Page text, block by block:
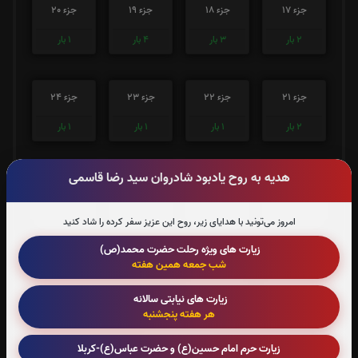
هدیه به روح یادبود شادروان سید رضا قاسمی
امروز می‌تونید با هدایای زیر، روح این عزیز سفر کرده را شاد کنید
زیارت های ویژه رحلت حضرت محمد(ص)
شب جمعه همین هفته
زیارت های نیابتی سالانه
هر هفته پنجشنبه
زیارت حرم امام حسین(ع) و حضرت عباس(ع)-کربلا
جزء 17
2 بار
جزء 18
3 بار
جزء 19
4 بار
جزء 20
1 بار
جزء 21
2 بار
جزء 22
1 بار
جزء 23
1 بار
جزء 24
1 بار
جزء 26
جزء 27
جزء 28
جزء 30
1بار
صوت جزء شماره 1